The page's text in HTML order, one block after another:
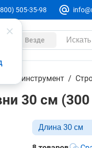
505-35-98
Везде
инструмент
30 см
Длина 30 см